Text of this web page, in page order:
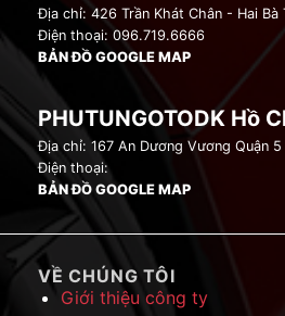
Địa chỉ: 426 Trần Khát Chân - Hai Bà
Điện thoại: 096.719.6666
BẢN ĐỒ GOOGLE MAP
PHUTUNGOTODK Hồ
Địa chỉ: 167 An Dương Vương Quận 5
Điện thoại:
BẢN ĐỒ GOOGLE MAP
VỀ CHÚNG TÔI
Giới thiệu công ty